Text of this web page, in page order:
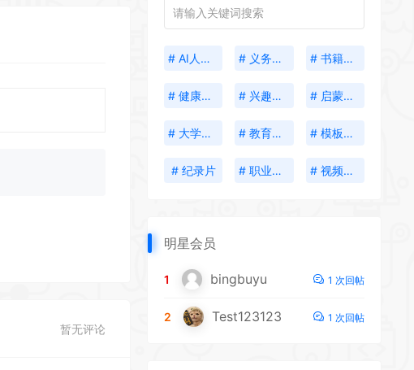
暂无评论
# AI人工智能 # 义务教育 # 书籍分享
# 健康生活 # 兴趣培养 # 启蒙教育
# 大学资料 # 教育考试 # 模板插件
# 纪录片 # 职业发展 # 视频创作
明星会员
1 bingbuyu 1 次回帖
2 Test123123 1 次回帖